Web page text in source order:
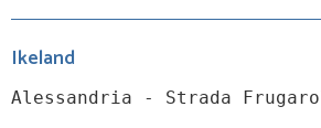
Ikeland
Alessandria - Strada